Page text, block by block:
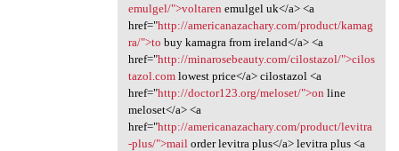
emulgel/">voltaren emulgel uk</a> <a
href="http://americanazachary.com/product/kamag
ra/">to buy kamagra from ireland</a> <a
href="http://minarosebeauty.com/cilostazol/">cilos
tazol.comlowest price</a> cilostazol <a
href="http://doctor123.org/meloset/">on line
meloset</a> <a
href="http://americanazachary.com/product/levitra
-plus/">mail order levitra plus</a> levitra plus <a